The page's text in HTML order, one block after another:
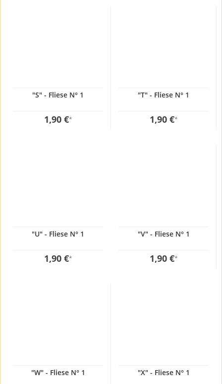
"S" - Fliese N° 1
1,90 €*
"T" - Fliese N° 1
1,90 €*
"U" - Fliese N° 1
1,90 €*
"V" - Fliese N° 1
1,90 €*
"W" - Fliese N° 1 "X" - Fliese N° 1